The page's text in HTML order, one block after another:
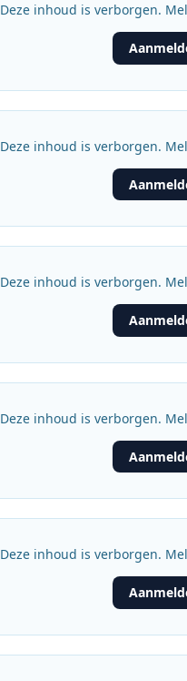
Deze inhoud is verborgen.
Deze inhoud is verborgen.
Deze inhoud is verborgen.
Deze inhoud is verborgen.
Deze inhoud is verborgen.